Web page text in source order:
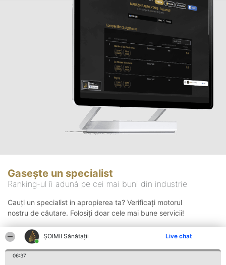
ŞOIMII Sănătații Live chat
06:37
Gasește un specialist
Ranking-ul îi adună pe cei mai buni din industrie
Cauți un specialist in apropierea ta? Verificați motorul
nostru de căutare. Folosiți doar cele mai bune servicii!